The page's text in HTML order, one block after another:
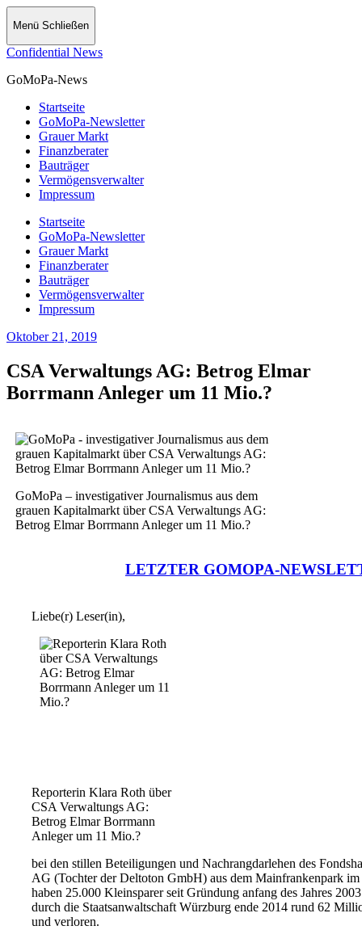
Menü Schließen
Confidential News
GoMoPa-News
Startseite
GoMoPa-Newsletter
Grauer Markt
Finanzberater
Bauträger
Vermögensverwalter
Impressum
Startseite
GoMoPa-Newsletter
Grauer Markt
Finanzberater
Bauträger
Vermögensverwalter
Impressum
Oktober 21, 2019
CSA Verwaltungs AG: Betrog Elmar
Borrmann Anleger um 11 Mio.?
GoMoPa – investigativer Journalismus aus dem
grauen Kapitalmarkt über CSA Verwaltungs AG:
Betrog Elmar Borrmann Anleger um 11 Mio.?
LETZTER GOMOPA-
Liebe(r) Leser(in),
Reporterin Klara Roth über
CSA Verwaltungs AG:
Betrog Elmar Borrmann
Anleger um 11 Mio.?
bei den stillen Beteiligungen und Nachrangdarlehen des
AG (Tochter der Deltoton GmbH) aus dem Mainfrankenpark im
haben 25.000 Kleinsparer seit Gründung anfang des Jahres
durch die Staatsanwaltschaft Würzburg ende 2014 rund 62
und verloren.